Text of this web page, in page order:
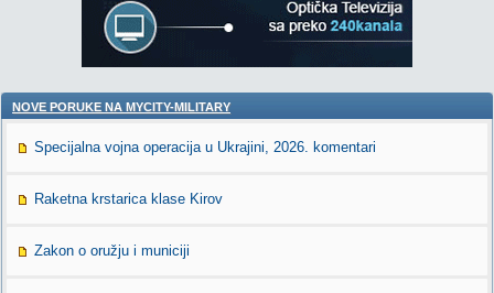
NOVE PORUKE NA MYCITY-MILITARY
Specijalna vojna operacija u Ukrajini, 2026. komentari
Raketna krstarica klase Kirov
Zakon o oružju i municiji